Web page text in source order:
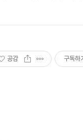
공감 구독하